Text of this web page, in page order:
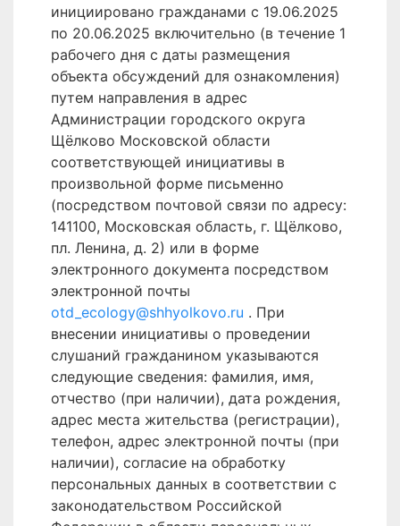
инициировано гражданами c 19.06.2025
по 20.06.2025 включительно (в течение 1
рабочего дня с даты размещения
объекта обсуждений для ознакомления)
путем направления в адрес
Администрации городского округа
Щёлково Московской области
соответствующей инициативы в
произвольной форме письменно
(посредством почтовой связи по адресу:
141100, Московская область, г. Щёлково,
пл. Ленина, д. 2) или в форме
электронного документа посредством
электронной почты
otd_ecology@shhyolkovo.ru . При
внесении инициативы о проведении
слушаний гражданином указываются
следующие сведения: фамилия, имя,
отчество (при наличии), дата рождения,
адрес места жительства (регистрации),
телефон, адрес электронной почты (при
наличии), согласие на обработку
персональных данных в соответствии с
законодательством Российской